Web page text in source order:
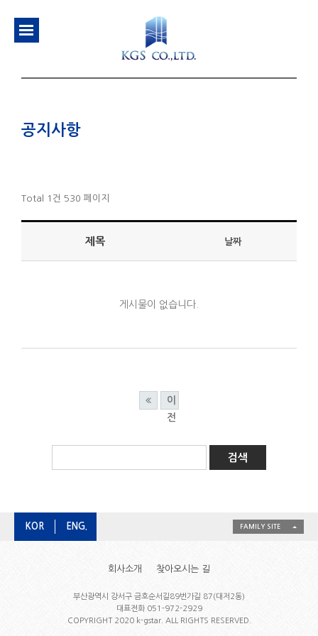
공지사항
Total 1건 530 페이지
제목 날짜
게시물이 없습니다.
이
전
KOR ENG. FAMILY SITE
회사소개 찾아오시는 길
부산광역시 강서구 금호순서길89번가길 87(대저2동)
대표전화 051-972-2929
COPYRIGHT 2020 k-gstar. ALL RIGHTS RESERVED.